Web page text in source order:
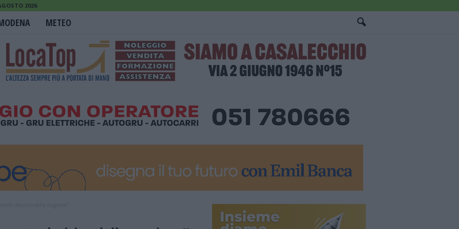
2026
METEO